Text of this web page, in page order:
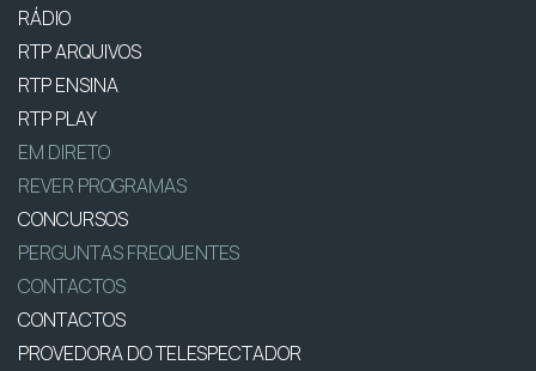
RÁDIO
RTP ARQUIVOS
RTP ENSINA
RTP PLAY
EM DIRETO
REVER PROGRAMAS
CONCURSOS
PERGUNTAS FREQUENTES
CONTACTOS
CONTACTOS
PROVEDORA DO TELESPECTADOR